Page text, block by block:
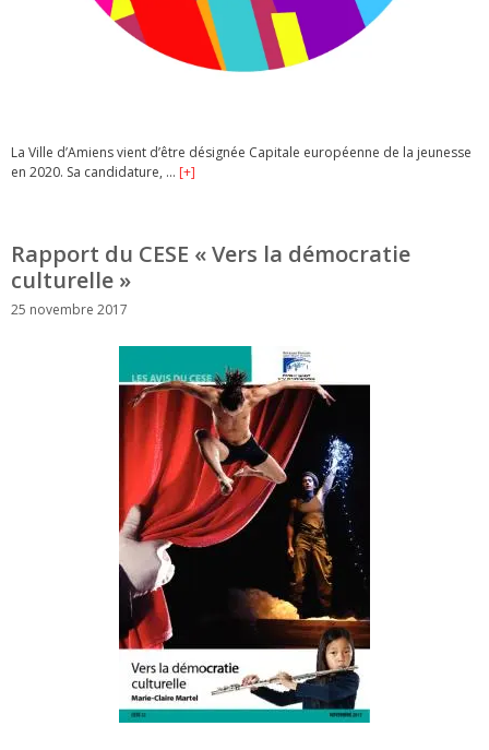
La Ville d’Amiens vient d’être désignée Capitale européenne de la jeunesse
en 2020. Sa candidature, … [+]
Rapport du CESE « Vers la démocratie
culturelle »
25 novembre 2017